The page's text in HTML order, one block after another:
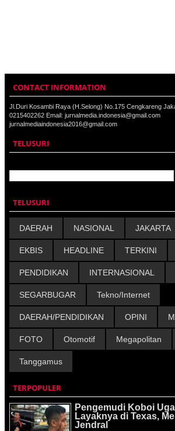
CONTACT INFORMATION
Jl.Duri Kosambi Raya (H.Selong) No.175 Cengkareng
0215402262 Email: jurnalmedia.indonesia@gmail.com
jurnalmediaindonesia2016@gmail.com
TELUSURI
TELUSURI
DAERAH NASIONAL JAKARTA
EKBIS HEADLINE TERKINI
PENDIDIKAN INTERNASIONAL
SEGARBUGAR Tekno/Internet
DAERAH/PENDIDIKAN OPINI
FOTO Otomotif Megapolitan
Tanggamus
TERPOPULER
Pengemudi Koboi
Layaknya di Texas,
Jendral